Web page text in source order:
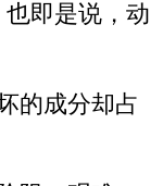
即是说，动
的成分却占